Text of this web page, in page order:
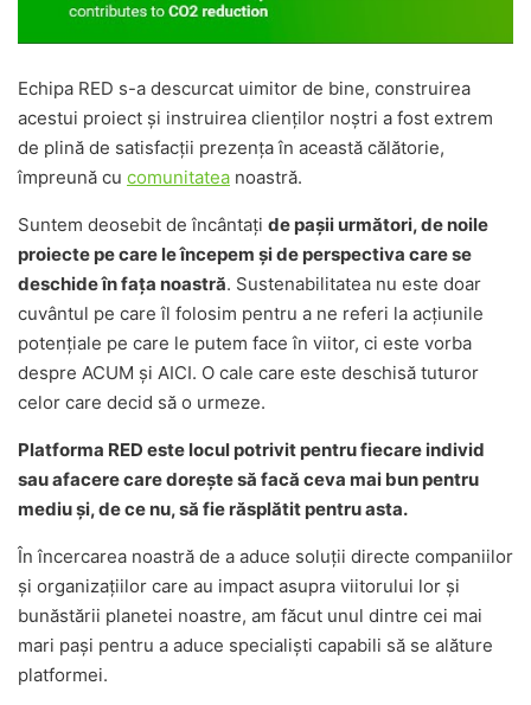
Echipa RED s-a descurcat uimitor de bine, construirea
acestui proiect și instruirea clienților noștri a fost extrem
de plină de satisfacții prezența în această călătorie,
împreună cu comunitatea noastră.
Suntem deosebit de încântați de pașii următori, de noile
proiecte pe care le începem și de perspectiva care se
deschide în fața noastră. Sustenabilitatea nu este doar
cuvântul pe care îl folosim pentru a ne referi la acțiunile
potențiale pe care le putem face în viitor, ci este vorba
despre ACUM și AICI. O cale care este deschisă tuturor
celor care decid să o urmeze.
Platforma RED este locul potrivit pentru fiecare individ
sau afacere care dorește să facă ceva mai bun pentru
mediu și, de ce nu, să fie răsplătit pentru asta.
În încercarea noastră de a aduce soluții directe companiilor
și organizațiilor care au impact asupra viitorului lor și
bunăstării planetei noastre, am făcut unul dintre cei mai
mari pași pentru a aduce specialiști capabili să se alăture
platformei.